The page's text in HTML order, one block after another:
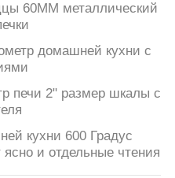
60MM металлический
домашней кухни с
печи 2" размер шкалы с
кухни 600 Градус
и отдельные чтения